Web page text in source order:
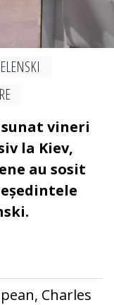
vineri
la Kiev,
au sosit
Charles